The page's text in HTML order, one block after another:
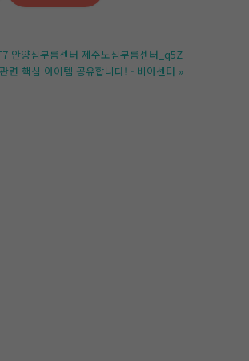
안양심부름센터 제주도심부름센터_q5Z
련 핵심 아이템 공유합니다! - 비아센터 »